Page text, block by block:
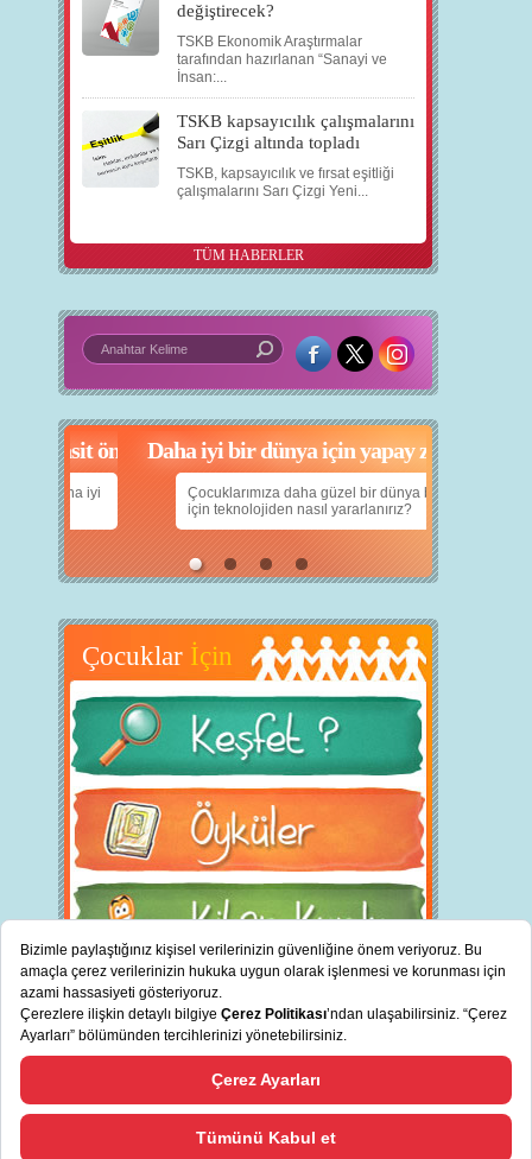
değiştirecek?
TSKB Ekonomik Araştırmalar
tarafından hazırlanan “Sanayi ve
İnsan:...
TSKB kapsayıcılık çalışmalarını
Sarı Çizgi altında topladı
TSKB, kapsayıcılık ve fırsat eşitliği
çalışmalarını Sarı Çizgi Yeni...
TÜM HABERLER
5 basit öneri
daha iyi
Daha iyi bir dünya için yapay zekâ
Çocuklarımıza daha güzel bir dünya bırakabilmek
için teknolojiden nasıl yararlanırız?
Çocuklar İçin